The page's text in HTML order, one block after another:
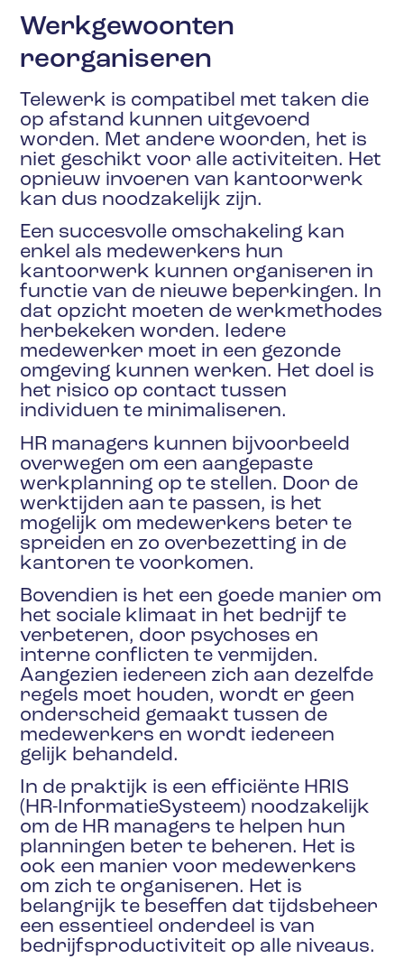
Werkgewoonten
reorganiseren
Telewerk is compatibel met taken die
op afstand kunnen uitgevoerd
worden. Met andere woorden, het is
niet geschikt voor alle activiteiten. Het
opnieuw invoeren van kantoorwerk
kan dus noodzakelijk zijn.
Een succesvolle omschakeling kan
enkel als medewerkers hun
kantoorwerk kunnen organiseren in
functie van de nieuwe beperkingen. In
dat opzicht moeten de werkmethodes
herbekeken worden. Iedere
medewerker moet in een gezonde
omgeving kunnen werken. Het doel is
het risico op contact tussen
individuen te minimaliseren.
HR managers kunnen bijvoorbeeld
overwegen om een aangepaste
werkplanning op te stellen. Door de
werktijden aan te passen, is het
mogelijk om medewerkers beter te
spreiden en zo overbezetting in de
kantoren te voorkomen.
Bovendien is het een goede manier om
het sociale klimaat in het bedrijf te
verbeteren, door psychoses en
interne conflicten te vermijden.
Aangezien iedereen zich aan dezelfde
regels moet houden, wordt er geen
onderscheid gemaakt tussen de
medewerkers en wordt iedereen
gelijk behandeld.
In de praktijk is een efficiënte HRIS
(HR-InformatieSysteem) noodzakelijk
om de HR managers te helpen hun
planningen beter te beheren. Het is
ook een manier voor medewerkers
om zich te organiseren. Het is
belangrijk te beseffen dat tijdsbeheer
een essentieel onderdeel is van
bedrijfsproductiviteit op alle niveaus.